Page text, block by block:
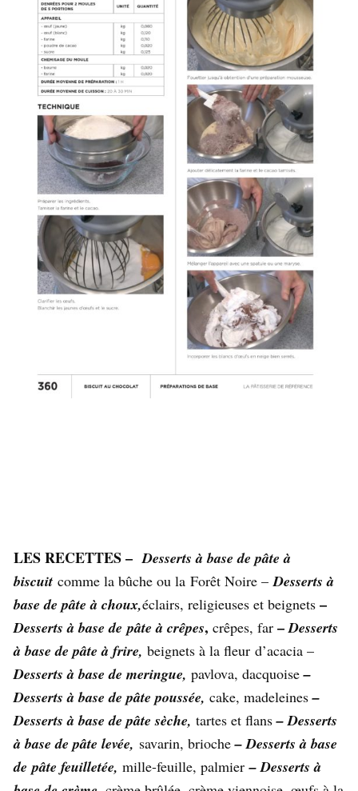
LES RECETTES – Desserts à base de pâte à
biscuit comme la bûche ou la Forêt Noire – Desserts à
base de pâte à choux,éclairs, religieuses et beignets –
Desserts à base de pâte à crêpes, crêpes, far –Desserts
à base de pâte à frire, beignets à la fleur d’acacia –
Desserts à base de meringue, pavlova, dacquoise–
Desserts à base de pâte poussée, cake, madeleines–
Desserts à base de pâte sèche, tartes et flans– Desserts
à base de pâte levée, savarin, brioche– Desserts à base
de pâte feuilletée, mille-feuille, palmier– Desserts à